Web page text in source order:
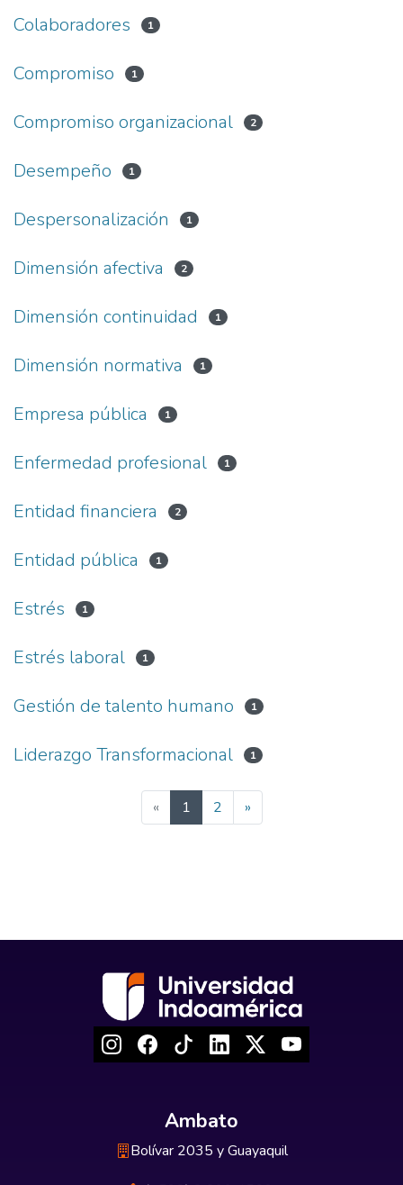
Colaboradores 1
Compromiso 1
Compromiso organizacional 2
Desempeño 1
Despersonalización 1
Dimensión afectiva 2
Dimensión continuidad 1
Dimensión normativa 1
Empresa pública 1
Enfermedad profesional 1
Entidad financiera 2
Entidad pública 1
Estrés 1
Estrés laboral 1
Gestión de talento humano 1
Liderazgo Transformacional 1
« 1(current)
2 »
Ambato
Bolívar 2035 y Guayaquil